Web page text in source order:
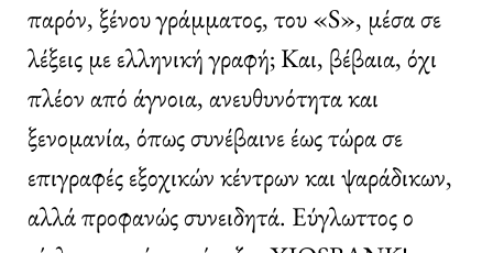
παρόν, ξένου γράμματος, του «S», μέσα σε
λέξεις με ελληνική γραφή; Και, βέβαια, όχι
πλέον από άγνοια, ανευθυνότητα και
ξενομανία, όπως συνέβαινε έως τώρα σε
επιγραφές εξοχικών κέντρων και ψαράδικων,
αλλά προφανώς συνειδητά. Εύγλωττος ο